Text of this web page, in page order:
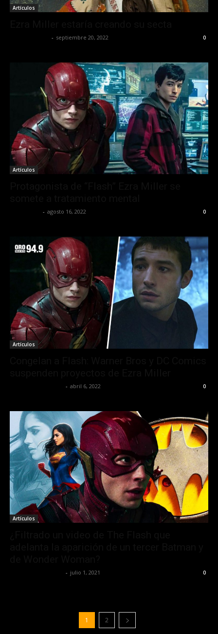
Artículos
- septiembre 20, 2022 0
Artículos
- agosto 16, 2022 0
Artículos
- abril 6, 2022 0
Artículos
- julio 1, 2021 0
1 2